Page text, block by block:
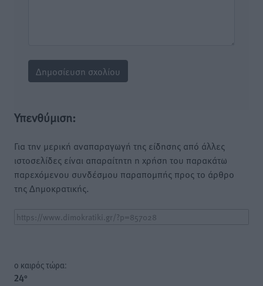
Υπενθύμιση:
Για την μερική αναπαραγωγή της είδησης από άλλες
ιστοσελίδες είναι απαραίτητη η χρήση του παρακάτω
παρεχόμενου συνδέσμου παραπομπής προς το άρθρο
της Δημοκρατικής.
o καιρός τώρα:
24°